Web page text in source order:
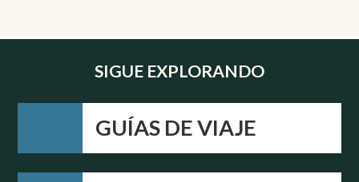
SIGUE EXPLORANDO
GUÍAS DE VIAJE